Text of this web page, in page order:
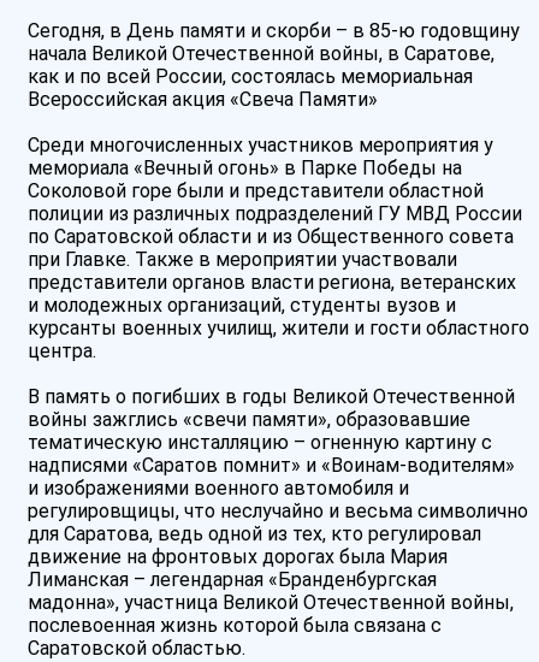
Сегодня, в День памяти и скорби – в 85-ю годовщину
начала Великой Отечественной войны, в Саратове,
как и по всей России, состоялась мемориальная
Всероссийская акция «Свеча Памяти»
Среди многочисленных участников мероприятия у
мемориала «Вечный огонь» в Парке Победы на
Соколовой горе были и представители областной
полиции из различных подразделений ГУ МВД России
по Саратовской области и из Общественного совета
при Главке. Также в мероприятии участвовали
представители органов власти региона, ветеранских
и молодежных организаций, студенты вузов и
курсанты военных училищ, жители и гости областного
центра.
В память о погибших в годы Великой Отечественной
войны зажглись «свечи памяти», образовавшие
тематическую инсталляцию – огненную картину с
надписями «Саратов помнит» и «Воинам-водителям»
и изображениями военного автомобиля и
регулировщицы, что неслучайно и весьма символично
для Саратова, ведь одной из тех, кто регулировал
движение на фронтовых дорогах была Мария
Лиманская – легендарная «Бранденбургская
мадонна», участница Великой Отечественной войны,
послевоенная жизнь которой была связана с
Саратовской областью.